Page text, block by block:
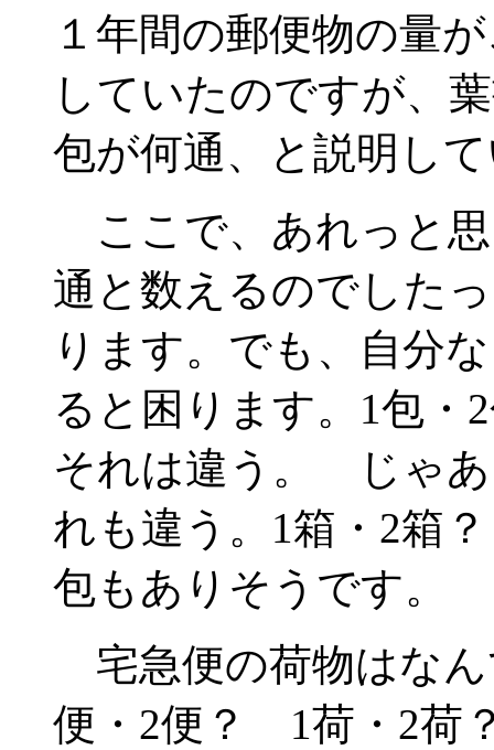
１年間の郵便物の量
していたのですが、
包が何通、と説明し
ここで、あれっと
通と数えるのでした
ります。でも、自分
ると困ります。1包
それは違う。 じゃ
れも違う。1箱・2箱
包もありそうです。
宅急便の荷物はな
便・2便？ 1荷・2